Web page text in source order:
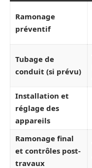
Ramonage
préventif
Tubage de
conduit (si prévu)
Installation et
réglage des
appareils
Ramonage final
et contrôles post-
travaux